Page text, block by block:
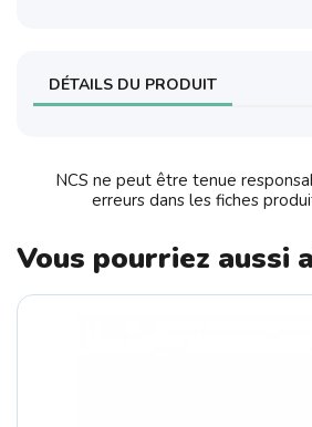
DÉTAILS DU PRODUIT
NCS ne peut être tenue
erreurs dans les fiches
Vous pourriez aussi